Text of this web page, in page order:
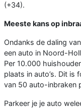
(+34).
Meeste kans op
Ondanks de daling
een auto in Noord-
Per 10.000
plaats in auto’s. Dit is
van 50 auto-inbraken
Parkeer je je auto